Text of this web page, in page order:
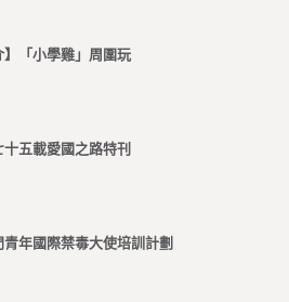
】「小學雞」周圍玩
五載愛國之路特刊
年國際禁毒大使培訓計劃